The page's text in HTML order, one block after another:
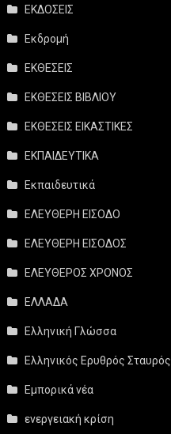
ΕΚΔΟΣΕΙΣ
Εκδρομή
ΕΚΘΕΣΕΙΣ
ΕΚΘΕΣΕΙΣ ΒΙΒΛΙΟΥ
ΕΚΘΕΣΕΙΣ ΕΙΚΑΣΤΙΚΕΣ
ΕΚΠΑΙΔΕΥΤΙΚΑ
Εκπαιδευτικά
ΕΛΕΥΘΕΡΗ ΕΙΣΟΔΟ
ΕΛΕΥΘΕΡΗ ΕΙΣΟΔΟΣ
ΕΛΕΥΘΕΡΟΣ ΧΡΟΝΟΣ
ΕΛΛΑΔΑ
Ελληνική Γλώσσα
Ελληνικός Ερυθρός Σταυρός
Εμπορικά νέα
ενεργειακή κρίση